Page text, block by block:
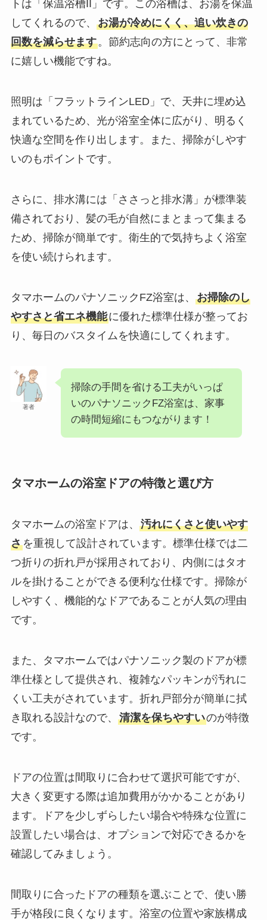
トは「保温浴槽II」です。この浴槽は、お湯を保温
してくれるので、 お湯が冷めにくく、追い炊きの
回数を減らせます。節約志向の方にとって、非常
に嬉しい機能ですね。
照明は「フラットラインLED」で、天井に埋め込
まれているため、光が浴室全体に広がり、明るく
快適な空間を作り出します。また、掃除がしやす
いのもポイントです。
さらに、排水溝には「ささっと排水溝」が標準装
備されており、髪の毛が自然にまとまって集まる
ため、掃除が簡単です。衛生的で気持ちよく浴室
を使い続けられます。
タマホームのパナソニックFZ浴室は、 お掃除のし
やすさと省エネ機能に優れた標準仕様が整ってお
り、毎日のバスタイムを快適にしてくれます。
著者
掃除の手間を省ける工夫がいっぱ
いのパナソニックFZ浴室は、家事
の時間短縮にもつながります！
タマホームの浴室ドアの特徴と選び方
タマホームの浴室ドアは、 汚れにくさと使いやす
さを重視して設計されています。標準仕様では二
つ折りの折れ戸が採用されており、内側にはタオ
ルを掛けることができる便利な仕様です。掃除が
しやすく、機能的なドアであることが人気の理由
です。
また、タマホームではパナソニック製のドアが標
準仕様として提供され、複雑なパッキンが汚れに
くい工夫がされています。折れ戸部分が簡単に拭
き取れる設計なので、 清潔を保ちやすいのが特徴
です。
ドアの位置は間取りに合わせて選択可能ですが、
大きく変更する際は追加費用がかかることがあり
ます。ドアを少しずらしたい場合や特殊な位置に
設置したい場合は、オプションで対応できるかを
確認してみましょう。
間取りに合ったドアの種類を選ぶことで、使い勝
手が格段に良くなります。浴室の位置や家族構成